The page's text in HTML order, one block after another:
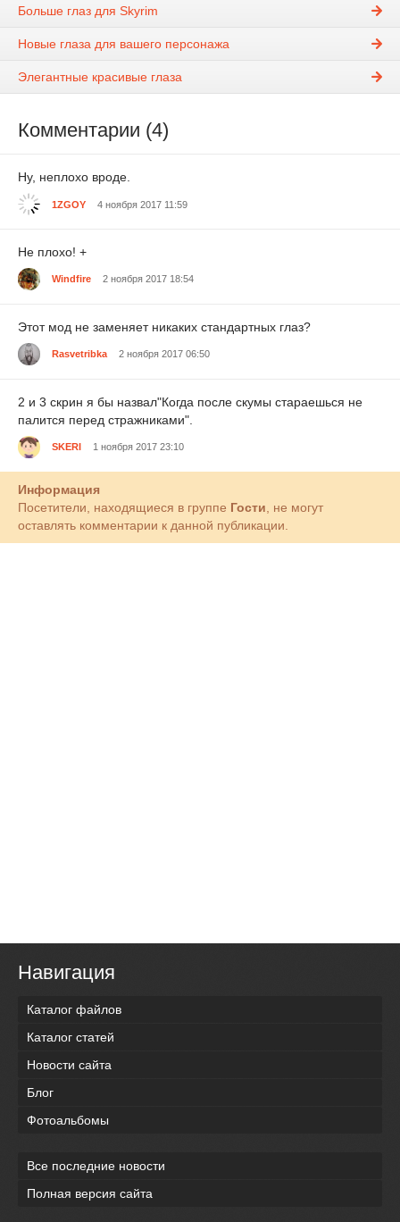
Больше глаз для Skyrim
Новые глаза для вашего персонажа
Элегантные красивые глаза
Комментарии (4)
Ну, неплохо вроде.
1ZGOY 4 ноября 2017 11:59
Не плохо! +
Windfire 2 ноября 2017 18:54
Этот мод не заменяет никаких стандартных глаз?
Rasvetribka 2 ноября 2017 06:50
2 и 3 скрин я бы назвал"Когда после скумы стараешься не
палится перед стражниками".
SKERI 1 ноября 2017 23:10
Информация
Посетители, находящиеся в группе Гости , не могут
оставлять комментарии к данной публикации.
Навигация
Каталог файлов
Каталог статей
Новости сайта
Блог
Фотоальбомы
Все последние новости
Полная версия сайта